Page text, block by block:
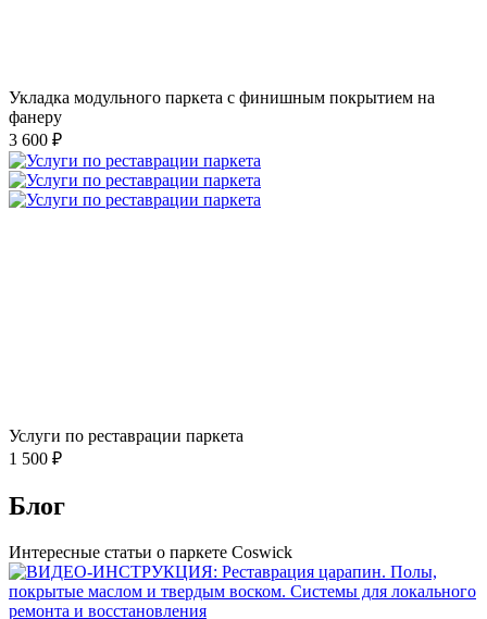
Укладка модульного паркета с финишным покрытием на
фанеру
3 600 ₽
Услуги по реставрации паркета
1 500 ₽
Блог
Интересные статьи о паркете Coswick